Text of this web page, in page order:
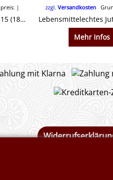
Extrabreiter Jutestoff H215 (180 cm). Grobes Gewebe (215 g/m²) für Hangbefestigung, Garten & Dekoration. Natürlicher Rupfen mit 2-3 mm Fadenabstand. Jetzt online bestellen!
zzgl.Versandkosten
Mehr Infos